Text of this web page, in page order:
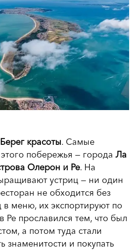
красоты. Самые
побережья — города Ла
Олерон и Ре. На
устриц — ни один
не обходится без
в меню, их экспортируют по
Ре прославился тем, что был
а потом туда стали
знаменитости и покупать